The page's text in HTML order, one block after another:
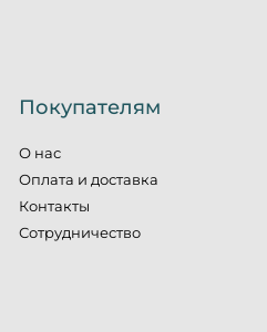
Покупателям
О нас
Оплата и доставка
Контакты
Сотрудничество